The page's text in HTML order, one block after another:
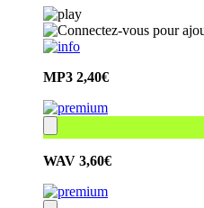
MP3 2,40€
WAV 3,60€